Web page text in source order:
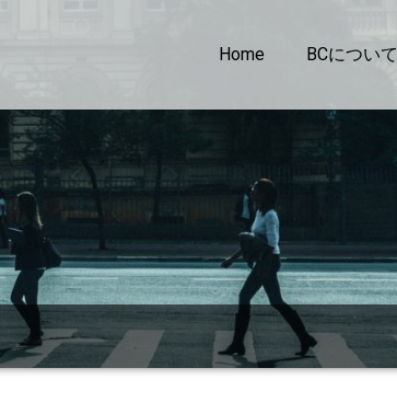
Home BCについて